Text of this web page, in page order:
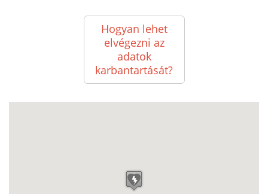
Hogyan lehet
elvégezni az
adatok
karbantartását?